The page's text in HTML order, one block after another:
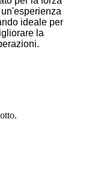
ideale per
la